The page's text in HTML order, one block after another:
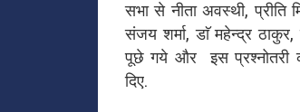
सभा से नीता अवस्थी, प्रीति
संजय शर्मा, डाॅ महेन्द्र
पूछे गये और इस प्रश्नोतरी
दिए.